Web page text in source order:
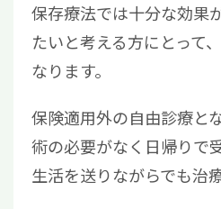
保存療法では十分な効果
たいと考える方にとって
なります。
保険適用外の自由診療と
術の必要がなく日帰りで
生活を送りながらでも治